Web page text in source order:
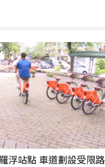
浮站點 車道劃設受限